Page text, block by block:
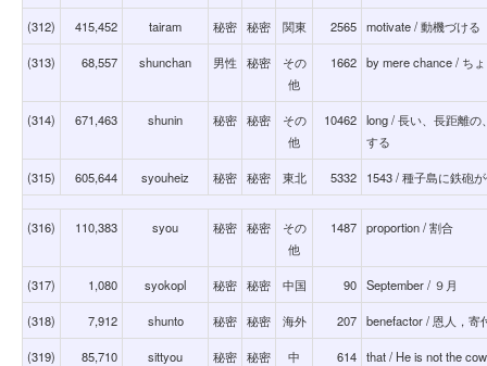
(312) 415,452 tairam 秘密 秘密 関東 2565 motivate / 動機づける
(313) 68,557 shunchan 男性 秘密
その
他
1662 by mere chance / ち
(314) 671,463 shunin 秘密 秘密
その
他
10462 long / 長い、長距離
する
(315) 605,644 syouheiz 秘密 秘密 東北 5332 1543 / 種子島に鉄砲
(316) 110,383 syou 秘密 秘密
その
他
1487 proportion / 割合
(317) 1,080 syokopl 秘密 秘密 中国 90 September / ９月
(318) 7,912 shunto 秘密 秘密 海外 207 benefactor / 恩人，寄
(319) 85,710 sittyou 秘密 秘密
中
614 that / He is not the